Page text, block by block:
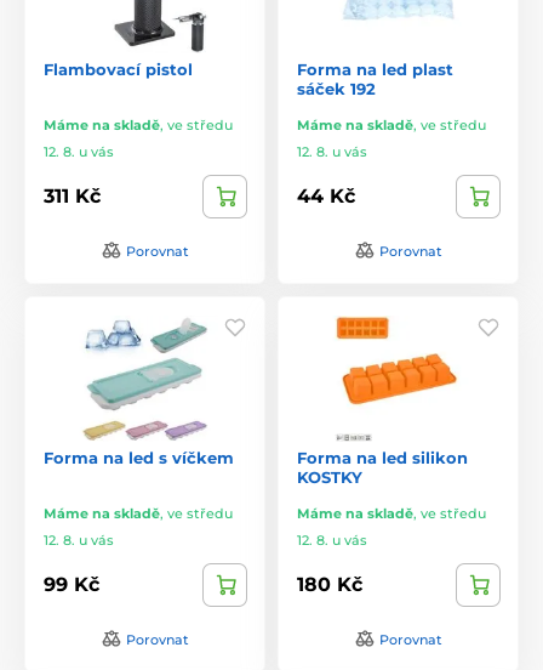
Flambovací pistol
Máme na skladě, ve středu
12. 8. u vás
311 Kč
Porovnat
Forma na led plast
sáček 192
Máme na skladě, ve středu
12. 8. u vás
44 Kč
Porovnat
Forma na led s víčkem
Máme na skladě, ve středu
12. 8. u vás
99 Kč
Porovnat
Forma na led silikon
KOSTKY
Máme na skladě, ve středu
12. 8. u vás
180 Kč
Porovnat